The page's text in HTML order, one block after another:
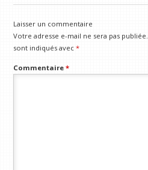
Laisser un commentaire
Votre adresse e-mail ne sera pas publiée.
sont indiqués avec*
Commentaire*